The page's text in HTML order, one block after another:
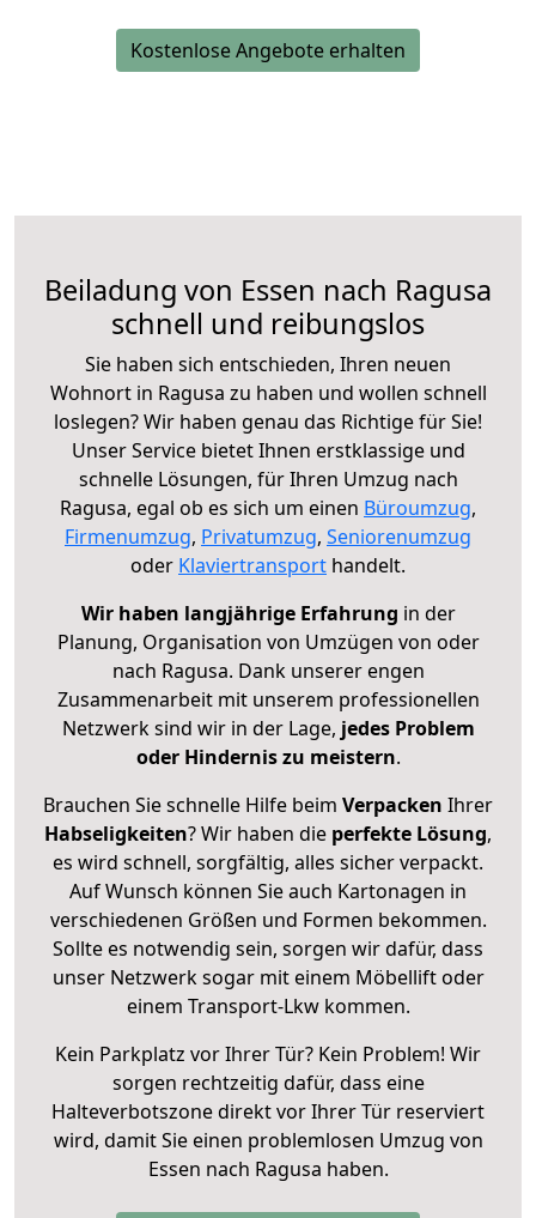
Kostenlose Angebote erhalten
Beiladung von Essen nach Ragusa
schnell und reibungslos
Sie haben sich entschieden, Ihren neuen
Wohnort in Ragusa zu haben und wollen schnell
loslegen? Wir haben genau das Richtige für Sie!
Unser Service bietet Ihnen erstklassige und
schnelle Lösungen, für Ihren Umzug nach
Ragusa, egal ob es sich um einen Büroumzug,
Firmenumzug, Privatumzug, Seniorenumzug
oder Klaviertransport handelt.
Wir haben langjährige Erfahrung in der
Planung, Organisation von Umzügen von oder
nach Ragusa. Dank unserer engen
Zusammenarbeit mit unserem professionellen
Netzwerk sind wir in der Lage, jedes Problem
oder Hindernis zu meistern.
Brauchen Sie schnelle Hilfe beim Verpacken Ihrer
Habseligkeiten? Wir haben die perfekte Lösung,
es wird schnell, sorgfältig, alles sicher verpackt.
Auf Wunsch können Sie auch Kartonagen in
verschiedenen Größen und Formen bekommen.
Sollte es notwendig sein, sorgen wir dafür, dass
unser Netzwerk sogar mit einem Möbellift oder
einem Transport-Lkw kommen.
Kein Parkplatz vor Ihrer Tür? Kein Problem! Wir
sorgen rechtzeitig dafür, dass eine
Halteverbotszone direkt vor Ihrer Tür reserviert
wird, damit Sie einen problemlosen Umzug von
Essen nach Ragusa haben.